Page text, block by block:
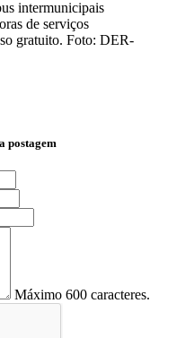
de serviços
gratuito. Foto: DER-
postagem
Máximo 600 caracteres.